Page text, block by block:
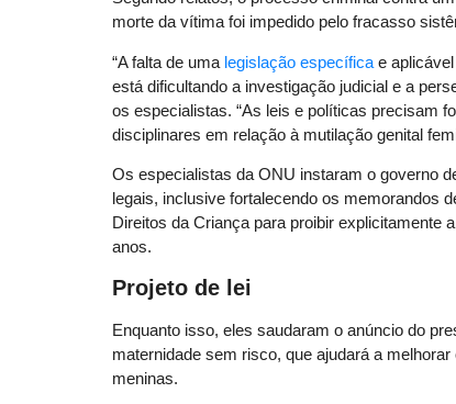
morte da vítima foi impedido pelo fracasso
“A falta de uma legislação específica e
está dificultando a investigação judicial e a
os especialistas. “As leis e políticas precisam
disciplinares em relação à mutilação genital
Os especialistas da ONU instaram o governo
legais, inclusive fortalecendo os memorandos
Direitos da Criança para proibir explicitamente
anos.
Projeto de lei
Enquanto isso, eles saudaram o anúncio do
maternidade sem risco, que ajudará a
meninas.